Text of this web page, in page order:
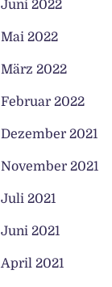
Juni 2022
Mai 2022
März 2022
Februar 2022
Dezember 2021
November 2021
Juli 2021
Juni 2021
April 2021